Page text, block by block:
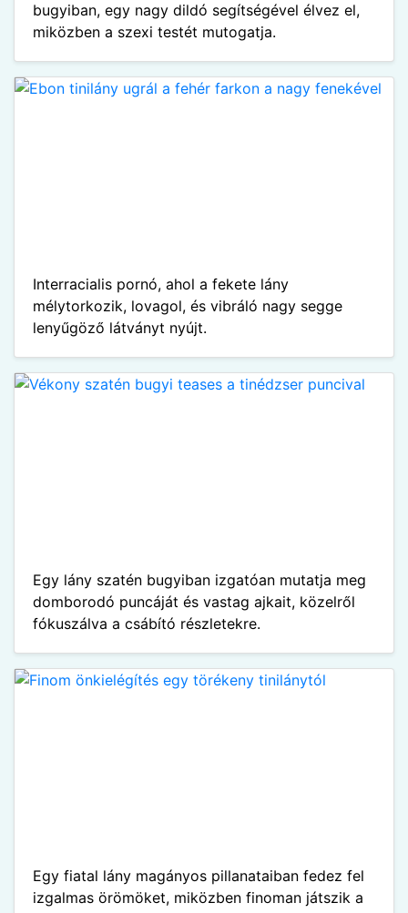
bugyiban, egy nagy dildó segítségével élvez el,
miközben a szexi testét mutogatja.
Interracialis pornó, ahol a fekete lány
mélytorkozik, lovagol, és vibráló nagy segge
lenyűgöző látványt nyújt.
Egy lány szatén bugyiban izgatóan mutatja meg
domborodó puncáját és vastag ajkait, közelről
fókuszálva a csábító részletekre.
Egy fiatal lány magányos pillanataiban fedez fel
izgalmas örömöket, miközben finoman játszik a